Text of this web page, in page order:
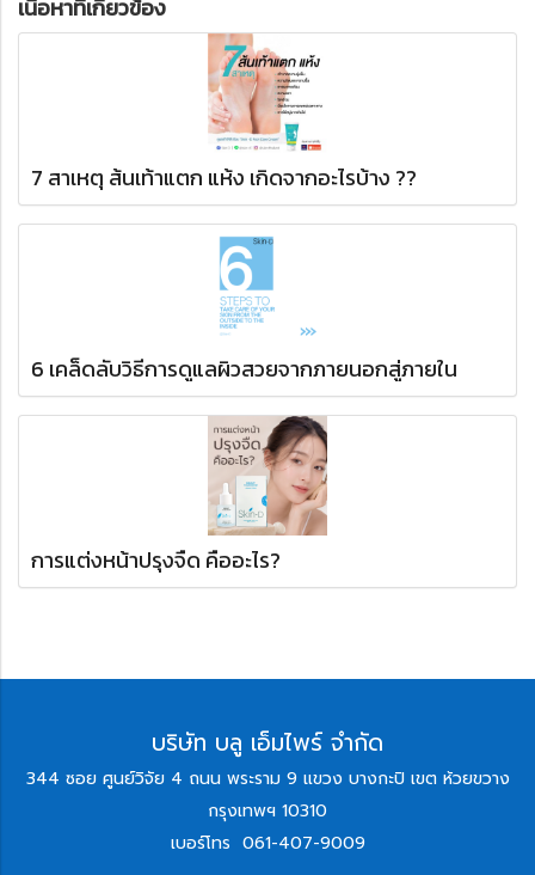
เนื้อหาที่เกี่ยวข้อง
7 สาเหตุ ส้นเท้าแตก แห้ง เกิดจากอะไรบ้าง ??
6 เคล็ดลับวิธีการดูแลผิวสวยจากภายนอกสู่ภายใน
การแต่งหน้าปรุงจืด คืออะไร?
บริษัท บลู เอ็มไพร์ จำกัด
344 ซอย ศูนย์วิจัย 4 ถนน พระราม 9 แขวง บางกะปิ เขต ห้วยขวาง
กรุงเทพฯ 10310
เบอร์โทร 061-407-9009